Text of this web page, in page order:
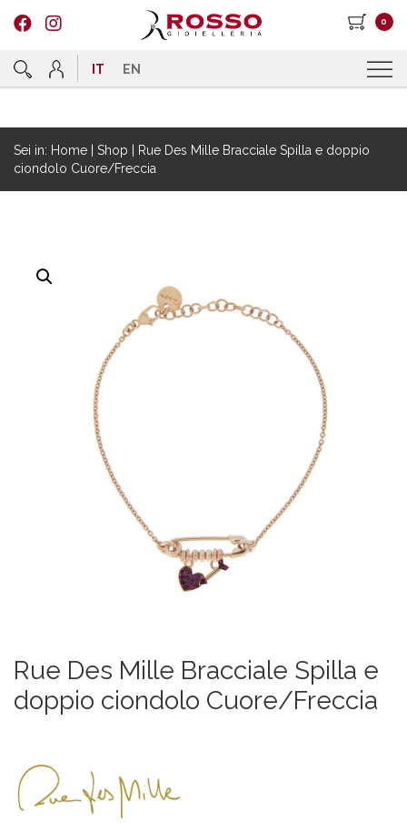
IT EN
0
Sei in: Home Shop
Rue Des Mille Bracciale Spilla e doppio
ciondolo Cuore/Freccia
Rue Des Mille Bracciale Spilla e
doppio ciondolo Cuore/Freccia